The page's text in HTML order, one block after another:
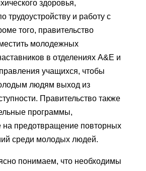
здоровья,
трудоустройству и работу с
того, правительство
молодежных
в отделениях A&E и
учащихся, чтобы
людям выход из
Правительство также
программы,
на предотвращение повторных
среди молодых людей.
понимаем, что необходимы